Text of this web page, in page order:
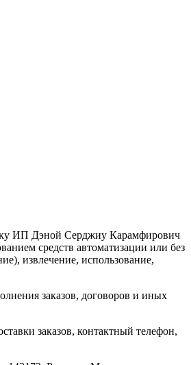
ИП Дэной Серджиу Карамфирович
средств автоматизации или без
извлечение, использование,
заказов, договоров и иных
заказов, контактный телефон,